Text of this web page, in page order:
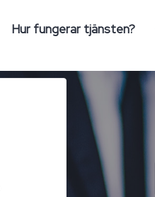
Hur fungerar tjänsten?